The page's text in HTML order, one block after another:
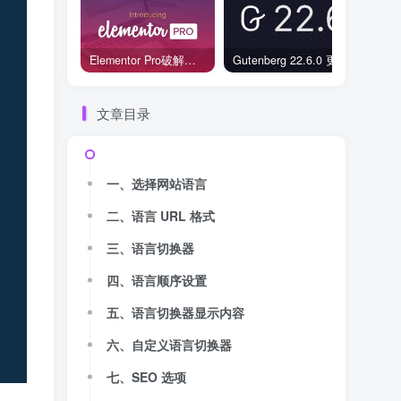
Elementor Pro破解版还能用吗？2026年常见风险与后果盘点
文章目录
一、选择网站语言
二、语言 URL 格式
三、语言切换器
四、语言顺序设置
五、语言切换器显示内容
六、自定义语言切换器
七、SEO 选项